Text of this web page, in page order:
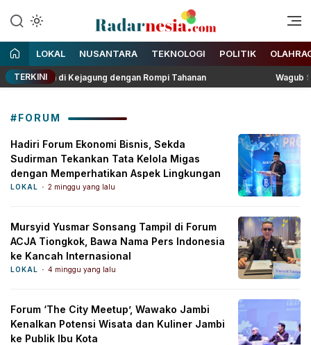
Radarnesia
Enak Dibaca
LOKAL NUSANTARA TEKNOLOGI POLITIK
TERKINIdi Kejagung dengan Rompi Tahanan Wagub
#FORUM
Hadiri Forum Ekonomi Bisnis, Sekda
Sudirman Tekankan Tata Kelola Migas
dengan Memperhatikan Aspek Lingkungan
LOKAL 2 minggu yang lalu
Mursyid Yusmar Sonsang Tampil di Forum
ACJA Tiongkok, Bawa Nama Pers Indonesia
ke Kancah Internasional
LOKAL 4 minggu yang lalu
Forum ‘The City Meetup’, Wawako Jambi
Kenalkan Potensi Wisata dan Kuliner Jambi
ke Publik Ibu Kota